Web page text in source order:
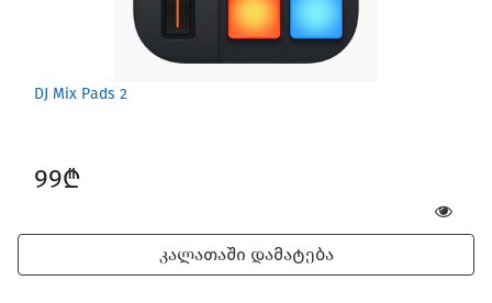
Software
DJ Mix Pads 2
99₾
კალათაში დამატება